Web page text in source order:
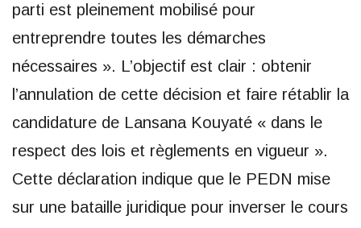
parti est pleinement mobilisé pour
entreprendre toutes les démarches
nécessaires ». L’objectif est clair : obtenir
l’annulation de cette décision et faire rétablir la
candidature de Lansana Kouyaté « dans le
respect des lois et règlements en vigueur ».
Cette déclaration indique que le PEDN mise
sur une bataille juridique pour inverser le cours